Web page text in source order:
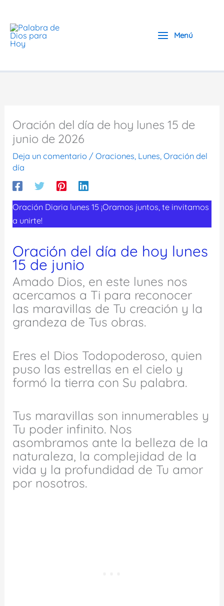
contenido
Menú
Oración del día de hoy lunes 15 de
junio de 2026
Deja un comentario /Oraciones, Lunes,Oración del
día
Oración Diaria lunes 15 ¡Oramos juntos, te invitamos
a unirte!
Oración del día de hoy lunes
15 de junio
Amado Dios, en este lunes nos
acercamos a Ti para reconocer
las maravillas de Tu creación y la
grandeza de Tus obras.
Eres el Dios Todopoderoso, quien
puso las estrellas en el cielo y
formó la tierra con Su palabra.
Tus maravillas son innumerables y
Tu poder infinito. Nos
asombramos ante la belleza de la
naturaleza, la complejidad de la
vida y la profundidad de Tu amor
por nosotros.